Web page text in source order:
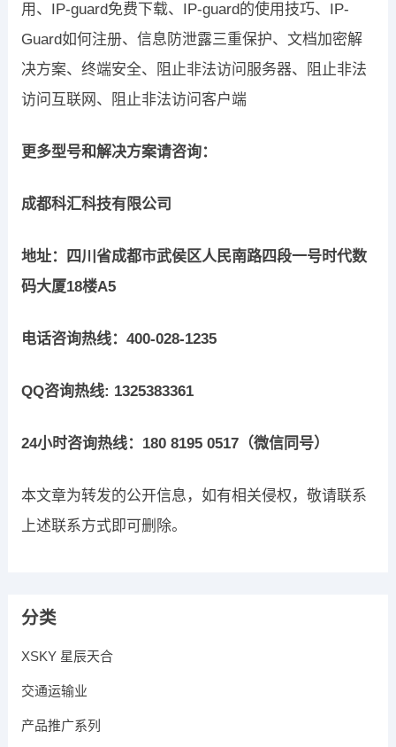
用、IP-guard免费下载、IP-guard的使用技巧、IP-
Guard如何注册、信息防泄露三重保护、文档加密解
决方案、终端安全、阻止非法访问服务器、阻止非法
访问互联网、阻止非法访问客户端
更多型号和解决方案请咨询：
成都科汇科技有限公司
地址：四川省成都市武侯区人民南路四段一号时代数
码大厦18楼A5
电话咨询热线：400-028-1235
QQ咨询热线: 1325383361
24小时咨询热线：180 8195 0517（微信同号）
本文章为转发的公开信息，如有相关侵权，敬请联系
上述联系方式即可删除。
分类
XSKY 星辰天合
交通运输业
产品推广系列